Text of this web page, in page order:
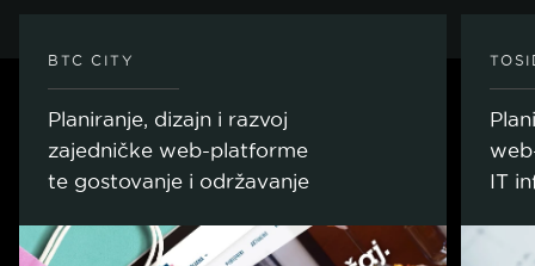
BTC CITY
Planiranje, dizajn i razvoj
zajedničke web-platforme
te gostovanje i održavanje
IT